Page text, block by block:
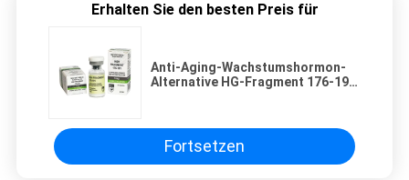
Erhalten Sie den besten Preis für
Anti-Aging-Wachstumshormon-
Alternative HG-Fragment 176-191
Fortsetzen